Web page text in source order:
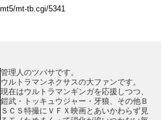
管理人のツバサです。
ウルトラマンネクサスの大ファンです。
現在はウルトラマンギンガを応援しつつ、
鎧武・トッキュウジャー・牙狼、その他Ｂ
ＳＣＳ特撮にＶＦＸ映画とあいかわらず見